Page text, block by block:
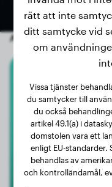
Andra slumpmässiga
rätt att inte
ditt samtycke vid
om
Vissa tjänster
du samtycker till
du också
artikel 49.1(a) i
domstolen vara ett
enligt EU-standarder.
behandlas av
och kontrolländamål,